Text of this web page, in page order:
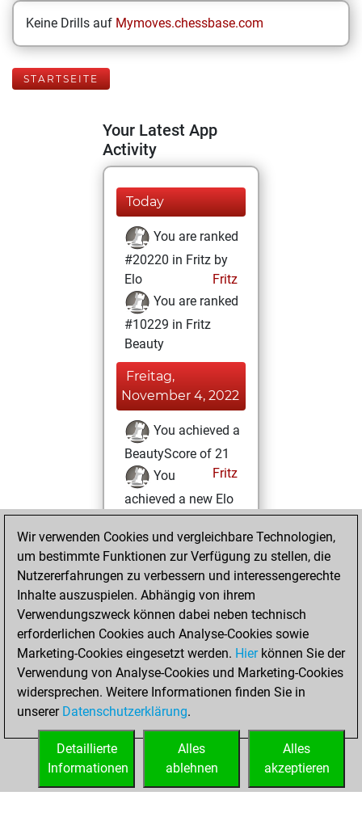
Keine Drills auf Mymoves.chessbase.com
STARTSEITE
Your Latest App
Activity
Today
You are ranked
#20220 in Fritz by
Elo
Fritz
You are ranked
#10229 in Fritz
Beauty
Freitag,
November 4, 2022
You achieved a
BeautyScore of 21
Fritz
You
achieved a new Elo
of 1562
Dienstag,
November 1, 2022
You won
against Fritz
Fritz
Samstag,
Oktober 29, 2022
You created
your Fritz account
Wir verwenden Cookies und vergleichbare Technologien,
um bestimmte Funktionen zur Verfügung zu stellen, die
Nutzererfahrungen zu verbessern und interessengerechte
Inhalte auszuspielen. Abhängig von ihrem
Verwendungszweck können dabei neben technisch
erforderlichen Cookies auch Analyse-Cookies sowie
Marketing-Cookies eingesetzt werden. Hierkönnen Sie der
Verwendung von Analyse-Cookies und Marketing-Cookies
widersprechen. Weitere Informationen finden Sie in
unserer Datenschutzerklärung.
Alles
akzeptieren
Alles
ablehnen
Detaillierte
Informationen